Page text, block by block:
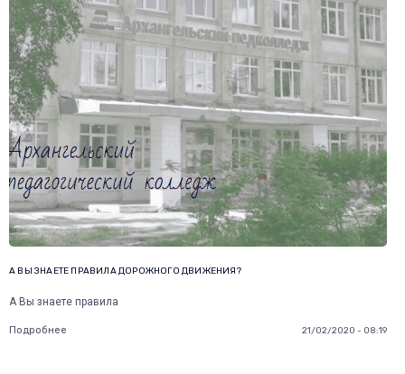
А ВЫ ЗНАЕТЕ ПРАВИЛА ДОРОЖНОГО ДВИЖЕНИЯ?
А Вы знаете правила
Подробнее 21/02/2020 - 08:19